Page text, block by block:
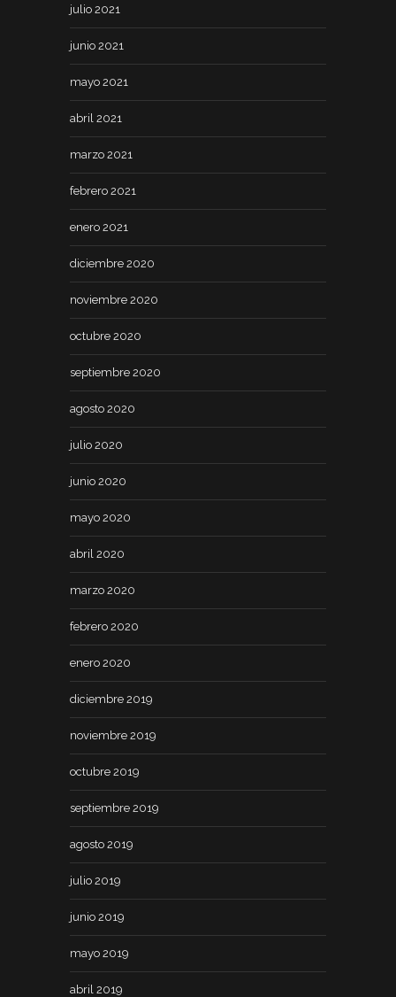
julio 2021
junio 2021
mayo 2021
abril 2021
marzo 2021
febrero 2021
enero 2021
diciembre 2020
noviembre 2020
octubre 2020
septiembre 2020
agosto 2020
julio 2020
junio 2020
mayo 2020
abril 2020
marzo 2020
febrero 2020
enero 2020
diciembre 2019
noviembre 2019
octubre 2019
septiembre 2019
agosto 2019
julio 2019
junio 2019
mayo 2019
abril 2019